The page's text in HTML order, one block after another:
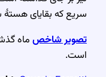
سریع که بقایای
تصویر شاخصماه
است.